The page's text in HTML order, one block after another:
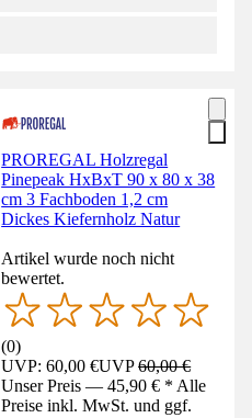
PROREGAL Holzregal
Pinepeak HxBxT 90 x 80 x 38
cm 3 Fachboden 1,2 cm
Dickes Kiefernholz Natur
Artikel wurde noch nicht
bewertet.
(0)
UVP: 60,00 €UVP60,00 €
Unser Preis — 45,90 € * Alle
Preise inkl. MwSt. und ggf.